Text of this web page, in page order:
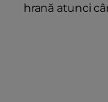
hrană atunci